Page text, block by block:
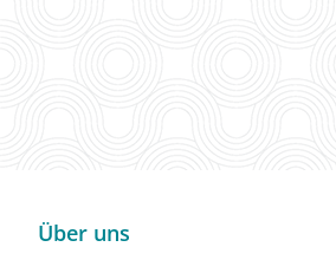
Über uns